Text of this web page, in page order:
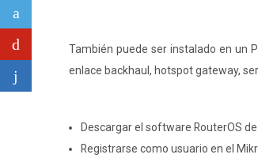
También puede ser instalado en un
enlace backhaul, hotspot gateway,
Descargar el software RouterOS
Registrarse como usuario en el